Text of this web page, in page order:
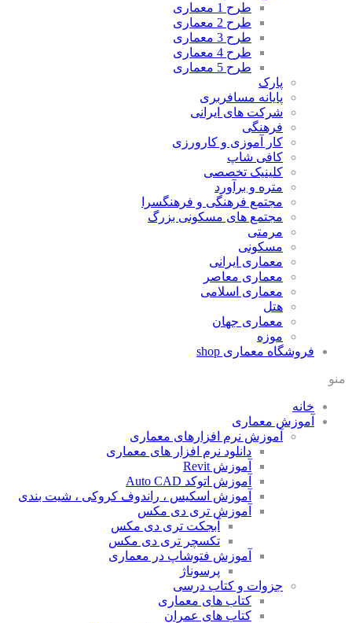
طرح 1 معماری
طرح 2 معماری
طرح 3 معماری
طرح 4 معماری
طرح 5 معماری
پارک
پایانه مسافربری
شرکت های ایرانی
فرهنگی
کار آموزی و کارورزی
کافی شاپ
کلینیک تخصصی
متره و برآورد
مجتمع فرهنگی و فرهنگسرا
مجتمع های مسکونی بزرگ
مرمتی
مسکونی
معماری ایرانی
معماری معاصر
معماری اسلامی
هتل
معماری جهان
موزه
فروشگاه معماری shop
منو
خانه
آموزش معماری
آموزش نرم افزارهای معماری
دانلود نرم افزار های معماری
آموزش Revit
آموزش اتوکد Auto CAD
آموزش اسکیس ، راندوف کروکی ، شیت بندی
آموزش تری دی مکس
آبجکت تری دی مکس
تکسچر تری دی مکس
آموزش فتوشاپ در معماری
پرسوناژ
جزوات و کتاب درسی
کتاب های معماری
کتاب های عمران